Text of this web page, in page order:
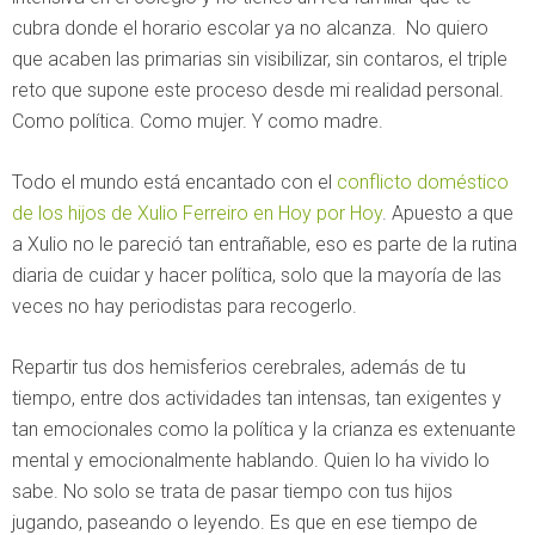
cubra donde el horario escolar ya no alcanza. No quiero
que acaben las primarias sin visibilizar, sin contaros, el triple
reto que supone este proceso desde mi realidad personal.
Como política. Como mujer. Y como madre.
Todo el mundo está encantado con el conflicto doméstico
de los hijos de Xulio Ferreiro en Hoy por Hoy. Apuesto a que
a Xulio no le pareció tan entrañable, eso es parte de la rutina
diaria de cuidar y hacer política, solo que la mayoría de las
veces no hay periodistas para recogerlo.
Repartir tus dos hemisferios cerebrales, además de tu
tiempo, entre dos actividades tan intensas, tan exigentes y
tan emocionales como la política y la crianza es extenuante
mental y emocionalmente hablando. Quien lo ha vivido lo
sabe. No solo se trata de pasar tiempo con tus hijos
jugando, paseando o leyendo. Es que en ese tiempo de